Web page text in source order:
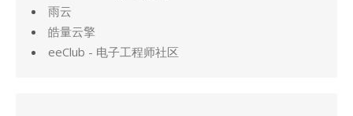
雨云
皓量云擎
eeClub - 电子工程师社区